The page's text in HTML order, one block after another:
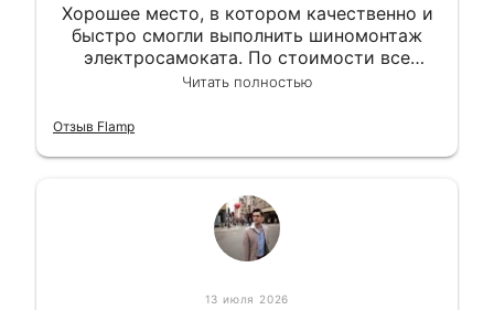
Хорошее место, в котором качественно и
быстро смогли выполнить шиномонтаж
электросамоката. По стоимости все
вышло вообще приемлемо хочу сказать.
Читать полностью
Отзыв Flamp
13 июля 2026